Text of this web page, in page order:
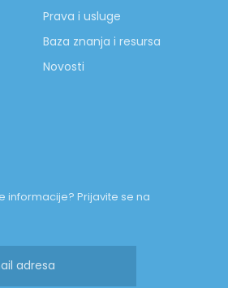
Prava i usluge
Baza znanja i resursa
Novosti
informacije? Prijavite se na